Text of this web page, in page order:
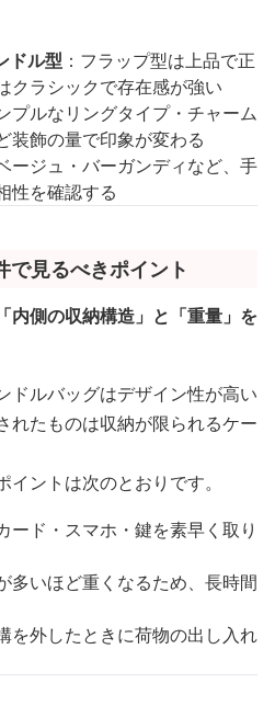
ドル型 ：フラップ型は上品で正
クラシックで存在感が強い
プルなリングタイプ・チャーム
装飾の量で印象が変わる
ージュ・バーガンディなど、手
性を確認する
で見るべきポイント
内側の収納構造」と「重量」を
ドルバッグはデザイン性が高い
れたものは収納が限られるケー
ントは次のとおりです。
ード・スマホ・鍵を素早く取り
多いほど重くなるため、長時間
を外したときに荷物の出し入れ